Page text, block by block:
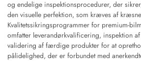
og endelige inspektionsprocedurer, der
den visuelle perfektion, som kræves af
Kvalitetssikringsprogrammer for premium-
omfatter leverandørkvalificering, inspektion
validering af færdige produkter for at
pålidelighed, der er forbundet med